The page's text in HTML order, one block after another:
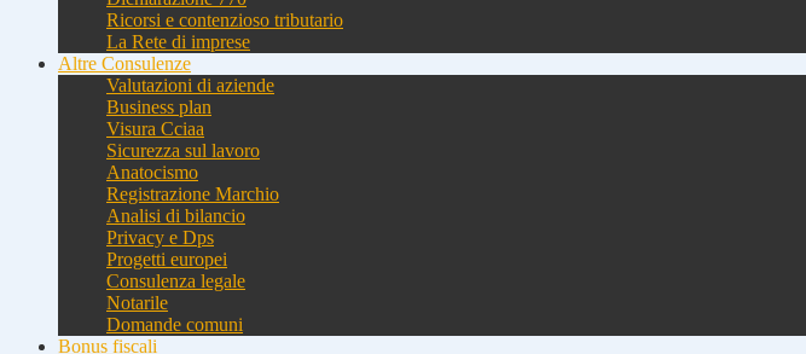
Ricorsi e contenzioso tributario
La Rete di imprese
Altre Consulenze
Valutazioni di aziende
Business plan
Visura Cciaa
Sicurezza sul lavoro
Anatocismo
Registrazione Marchio
Analisi di bilancio
Privacy e Dps
Progetti europei
Consulenza legale
Notarile
Domande comuni
Bonus fiscali